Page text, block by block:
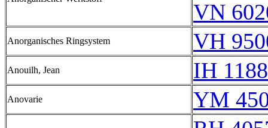
VN
Anorganisches Ringsystem VH
Anouilh, Jean IH
Anovarie
YM